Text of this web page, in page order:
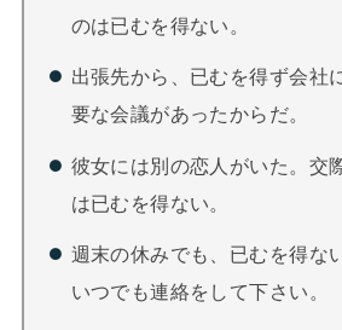
のは已むを得ない。
出張先から、已むを得ず会社
要な会議があったからだ。
彼女には別の恋人がいた。交
は已むを得ない。
週末の休みでも、已むを得な
いつでも連絡をして下さい。